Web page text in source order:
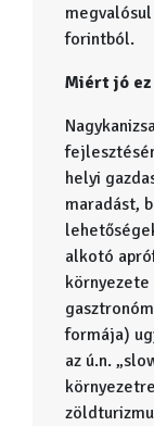
forintból.
Miért jó ez
helyi
maradást,
alkotó
formája)
az ú.n.